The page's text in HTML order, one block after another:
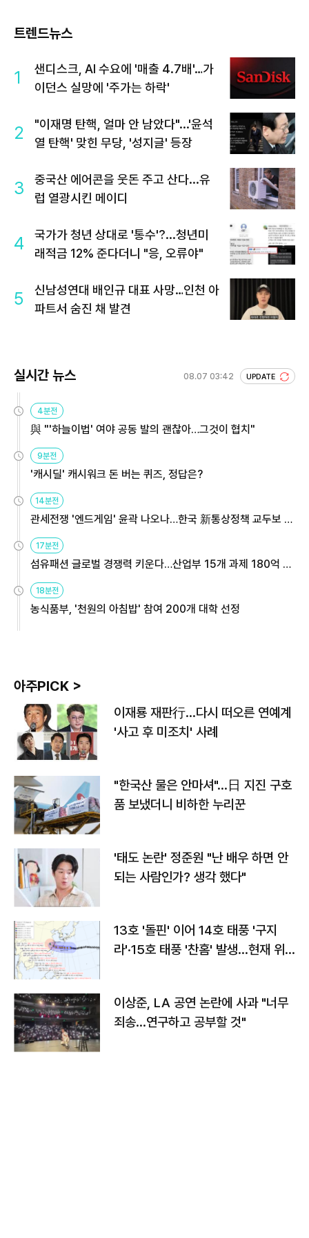
트렌드뉴스
1
샌디스크, AI 수요에 '매출 4.7배'…가
이던스 실망에 '주가는 하락'
2
"이재명 탄핵, 얼마 안 남았다"...'윤석
열 탄핵' 맞힌 무당, '성지글' 등장
3
중국산 에어콘을 웃돈 주고 산다...유
럽 열광시킨 메이디
4
국가가 청년 상대로 '통수'?...청년미
래적금 12% 준다더니 "응, 오류야"
5
신남성연대 배인규 대표 사망…인천 아
파트서 숨진 채 발견
실시간 뉴스 08.07 03:42 UPDATE
4분전
與 "'하늘이법' 여야 공동 발의 괜찮아…그것이 협치"
9분전
'캐시딜' 캐시워크 돈 버는 퀴즈, 정답은?
14분전
관세전쟁 '엔드게임' 윤곽 나오나…한국 新통상정책 교두보 활
17분전
섬유패션 글로벌 경쟁력 키운다…산업부 15개 과제 180억 지
18분전
농식품부, '천원의 아침밥' 참여 200개 대학 선정
아주PICK >
이재룡 재판行…다시 떠오른 연예계
'사고 후 미조치' 사례
"한국산 물은 안마셔"…日 지진 구호
품 보냈더니 비하한 누리꾼
'태도 논란' 정준원 "난 배우 하면 안
되는 사람인가? 생각 했다"
13호 '돌핀' 이어 14호 태풍 '구지
라'·15호 태풍 '찬홈' 발생…현재 위
이상준, LA 공연 논란에 사과 "너무
죄송…연구하고 공부할 것"